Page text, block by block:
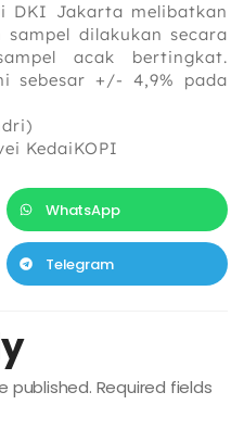
DKI Jakarta melibatkan
sampel dilakukan secara
acak bertingkat.
sebesar +/- 4,9% pada
KedaiKOPI
WhatsApp
Telegram
published. Required fields